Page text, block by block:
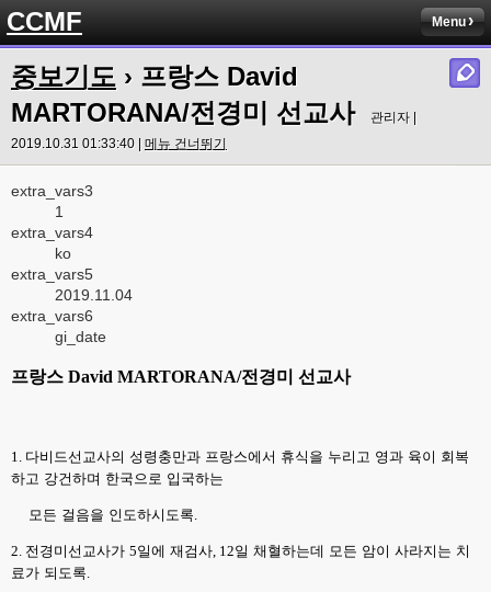
CCMF Menu
중보기도 › 프랑스 David
MARTORANA/전경미 선교사
관리자 |
2019.10.31 01:33:40 | 메뉴 건너뛰기
extra_vars3
1
extra_vars4
ko
extra_vars5
2019.11.04
extra_vars6
gi_date
프랑스 David MARTORANA/전경미 선교사
1. 다비드선교사의 성령충만과 프랑스에서 휴식을 누리고 영과 육이 회복
하고 강건하며 한국으로 입국하는
모든 걸음을 인도하시도록.
2. 전경미선교사가 5일에 재검사, 12일 채혈하는데 모든 암이 사라지는 치
료가 되도록.